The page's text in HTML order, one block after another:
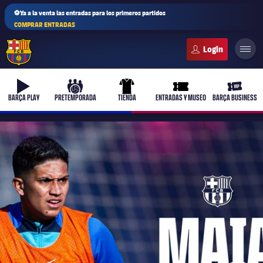
⚽Ya a la venta las entradas para los primeros partidos
COMPRAR ENTRADAS
b-play
BARÇA PLAY
culers-ball
PRETEMPORADA
uniform
TIENDA
ticket-full
ENTRADAS Y MUSEO
ticket-
BARÇA BUSINESS